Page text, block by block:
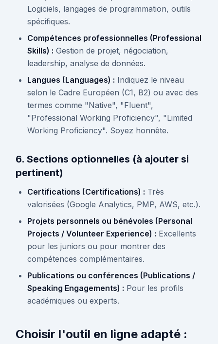
Logiciels, langages de programmation, outils
spécifiques.
Compétences professionnelles (Professional
Skills) : Gestion de projet, négociation,
leadership, analyse de données.
Langues (Languages) : Indiquez le niveau
selon le Cadre Européen (C1, B2) ou avec des
termes comme "Native", "Fluent",
"Professional Working Proficiency", "Limited
Working Proficiency". Soyez honnête.
6. Sections optionnelles (à ajouter si
pertinent)
Certifications (Certifications) : Très
valorisées (Google Analytics, PMP, AWS, etc.).
Projets personnels ou bénévoles (Personal
Projects / Volunteer Experience) : Excellents
pour les juniors ou pour montrer des
compétences complémentaires.
Publications ou conférences (Publications /
Speaking Engagements) : Pour les profils
académiques ou experts.
Choisir l'outil en ligne adapté :